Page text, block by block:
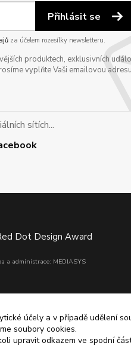
Přihlásit se
za účelem rozesílky newsletteru.
produktech, exklusivních
vyplňte Vaši emailovou
sítích...
a administrace: MEDIASYS
účely a v případě udělení
soubory cookies.
upravit odkazem ve spodní